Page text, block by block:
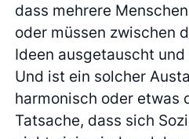
dass mehrere
oder müssen zwischen
Ideen ausgetauscht
Und ist ein solcher
harmonisch oder etwas
Tatsache, dass sich